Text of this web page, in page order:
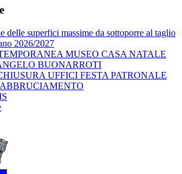
delle superfici massime da sottoporre al taglio
2026/2027
MUSEO CASA NATALE
BUONARROTI
UFFICI FESTA PATRONALE